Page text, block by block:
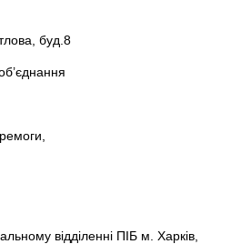
буд.8
відділенні ПІБ м. Харків,